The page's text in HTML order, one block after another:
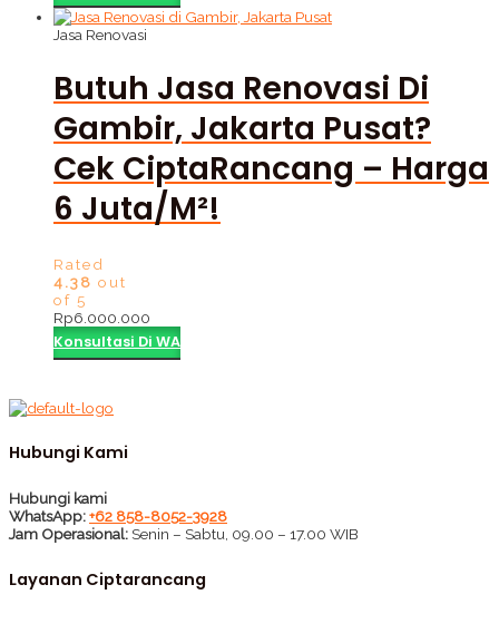
Jasa Renovasi
Butuh Jasa Renovasi Di
Gambir, Jakarta Pusat?
Cek CiptaRancang – Harga
6 Juta/m²!
Rated
4.38 out
of 5
Rp6.000.000
Konsultasi Di WA
Hubungi Kami
Hubungi kami
WhatsApp:+62 858-8052-3928
Jam Operasional: Senin – Sabtu, 09.00 – 17.00 WIB
Layanan Ciptarancang